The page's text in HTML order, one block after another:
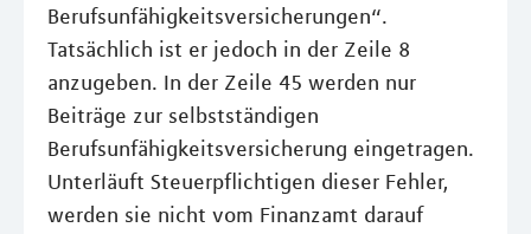
Berufsunfähigkeitsversicherungen“.
Tatsächlich ist er jedoch in der Zeile 8
anzugeben. In der Zeile 45 werden nur
Beiträge zur selbstständigen
Berufsunfähigkeitsversicherung eingetragen.
Unterläuft Steuerpflichtigen dieser Fehler,
werden sie nicht vom Finanzamt darauf